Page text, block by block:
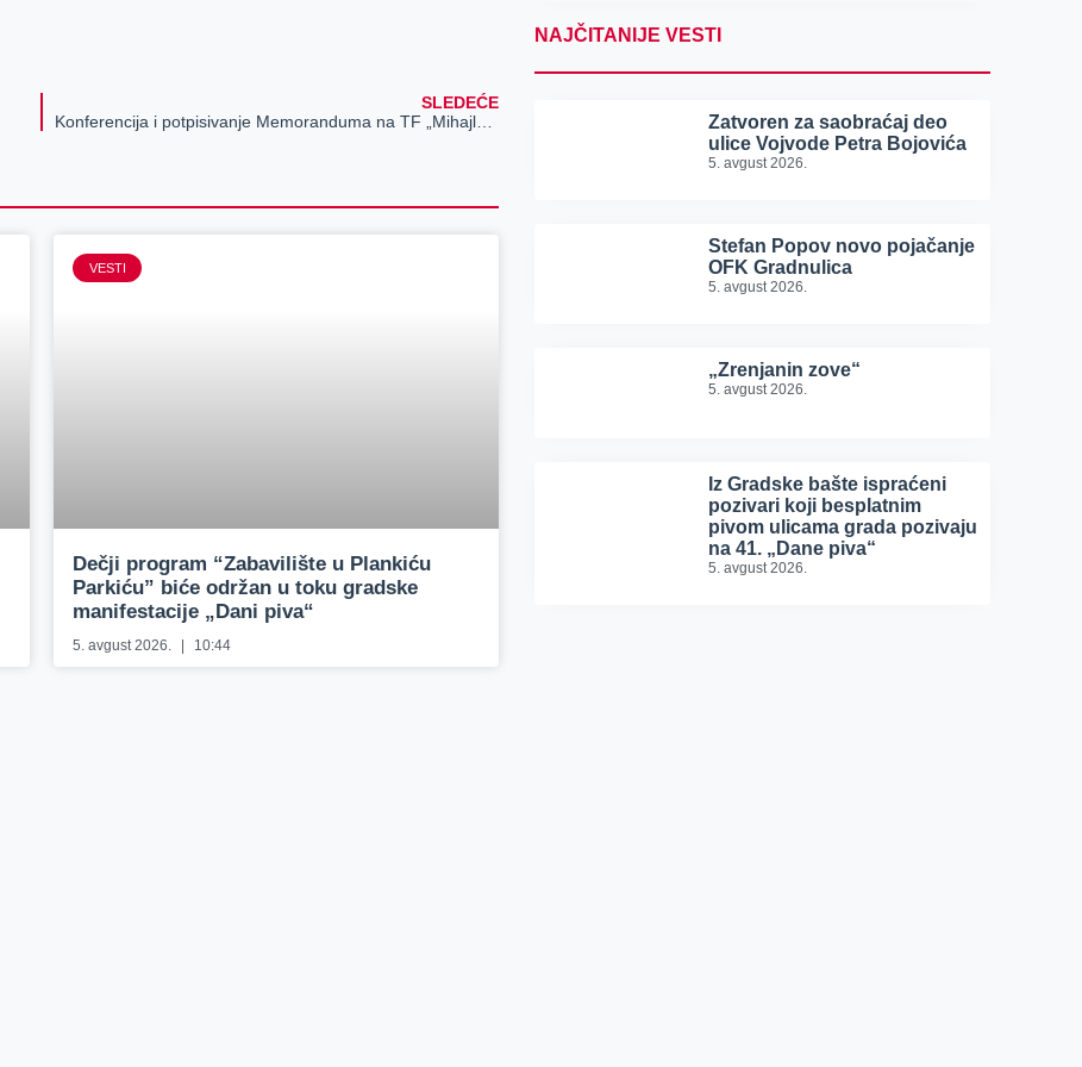
SLEDEĆE
Konferencija i potpisivanje Memoranduma na TF „Mihajlo Pupin“ u Zrenjaninu
VESTI
Dečji program “Zabavilište u Plankiću
Parkiću” biće održan u toku gradske
manifestacije „Dani piva“
5. avgust 2026. 10:44
NAJČITANIJE VESTI
Zatvoren za saobraćaj deo
ulice Vojvode Petra Bojovića
5. avgust 2026.
Stefan Popov novo pojačanje
OFK Gradnulica
5. avgust 2026.
„Zrenjanin zove“
5. avgust 2026.
Iz Gradske bašte ispraćeni
pozivari koji besplatnim
pivom ulicama grada pozivaju
na 41. „Dane piva“
5. avgust 2026.